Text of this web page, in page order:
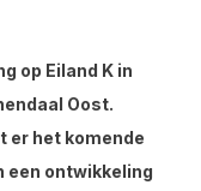
op Eiland K in
Oost.
er het komende
een ontwikkeling